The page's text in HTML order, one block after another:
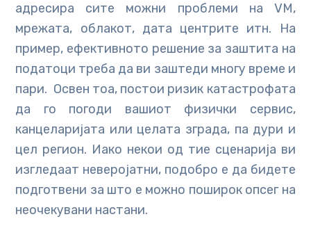
адресира сите можни проблеми на VM,
мрежата, облакот, дата центрите итн. На
пример, ефективното решение за заштита на
податоци треба да ви заштеди многу време и
пари. Освен тоа, постои ризик катастрофата
да го погоди вашиот физички сервис,
канцеларијата или целата зграда, па дури и
цел регион. Иако некои од тие сценарија ви
изгледаат неверојатни, подобро е да бидете
подготвени за што е можно поширок опсег на
неочекувани настани.